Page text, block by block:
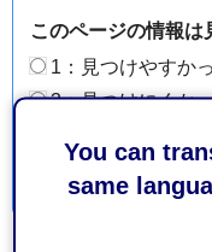
You can
same
このページの情報は
1：見つけやすか
3：見つけにくか